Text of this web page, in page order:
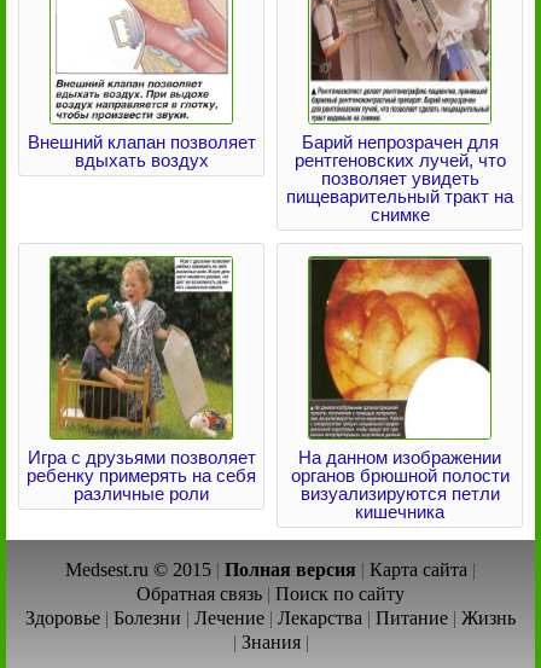
Внешний клапан позволяет
вдыхать воздух
Барий непрозрачен для
рентгеновских лучей, что
позволяет увидеть
пищеварительный тракт на
снимке
Игра с друзьями позволяет
ребенку примерять на себя
различные роли
На данном изображении
органов брюшной полости
визуализируются петли
кишечника
Medsest.ru © 2015 | Полная версия | Карта сайта |
Обратная связь | Поиск по сайту
Здоровье | Болезни | Лечение | Лекарства | Питание | Жизнь
| Знания|